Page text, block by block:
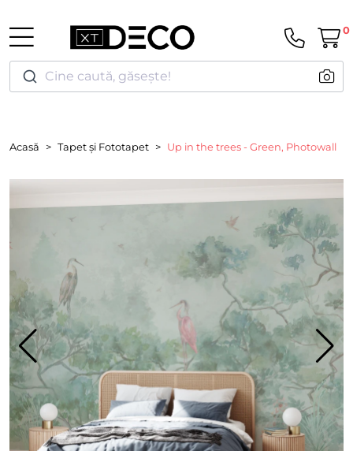
Cine caută, găsește!
0
Acasă Tapet și Fototapet Up in the trees - Green, Photowall